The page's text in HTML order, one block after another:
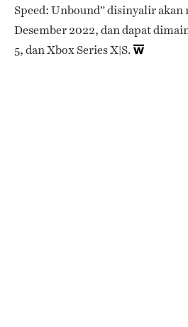
Speed: Unbound” disinyalir akan
Desember 2022, dan dapat
5, dan Xbox Series X|S.